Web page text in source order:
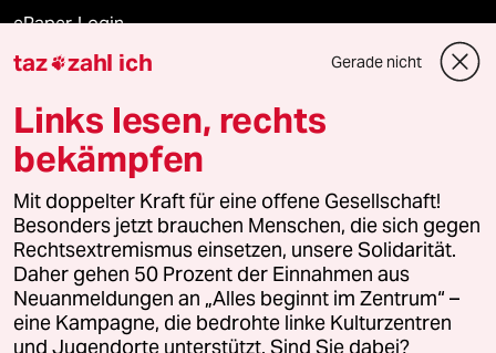
ePaper Login
Downloads für Abonnierende
© 2026 taz Verlags und Vertriebs GmbH
Alle Rechte vorbehalten. Bei rechtlichen Fragen oder für Genehmigungen
wenden Sie sich bitte an
lizenzen@taz.de
Feedback Redaktionsstatut Kommune-Richtlinien
Leitlinie Informant Datenschutz Impressum AGB
taz zahl ich Gerade nicht
Links lesen, rechts
bekämpfen
Mit doppelter Kraft für eine offene Gesellschaft!
Besonders jetzt brauchen Menschen, die sich gegen
Rechtsextremismus einsetzen, unsere Solidarität.
Daher gehen 50 Prozent der Einnahmen aus
Neuanmeldungen an „Alles beginnt im Zentrum“ –
eine Kampagne, die bedrohte linke Kulturzentren
und Jugendorte unterstützt. Sind Sie dabei?